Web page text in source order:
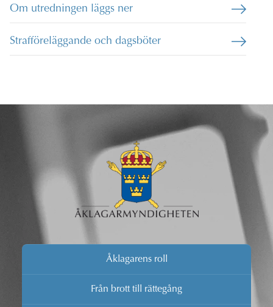
Om utredningen läggs ner
Strafföreläggande och dagsböter
Åklagarens roll
Från brott till rättegång